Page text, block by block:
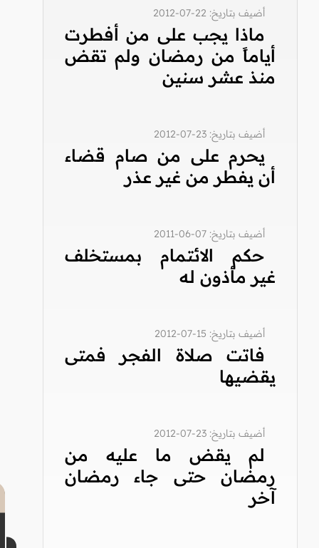
أضيف بتاريخ: 22-07-2012
ماذا يجب على من أفطرت
أياماً من رمضان ولم تقض
منذ عشر سنين
أضيف بتاريخ: 23-07-2012
يحرم على من صام قضاء
أن يفطر من غير عذر
أضيف بتاريخ: 07-06-2011
حكم الائتمام بمستخلف
غير مأذون له
أضيف بتاريخ: 15-07-2012
فاتت صلاة الفجر فمتى
يقضيها
أضيف بتاريخ: 23-07-2012
لم يقض ما عليه من
رمضان حتى جاء رمضان
آخر